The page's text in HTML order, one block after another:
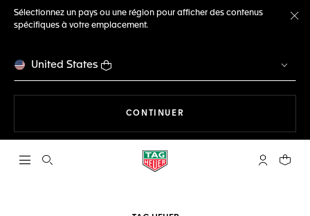
Sélectionnez un pays ou une région pour afficher des contenus
spécifiques à votre emplacement.
United States
CONTINUER
Ouvrir la barre de recherche Compte My
Votre